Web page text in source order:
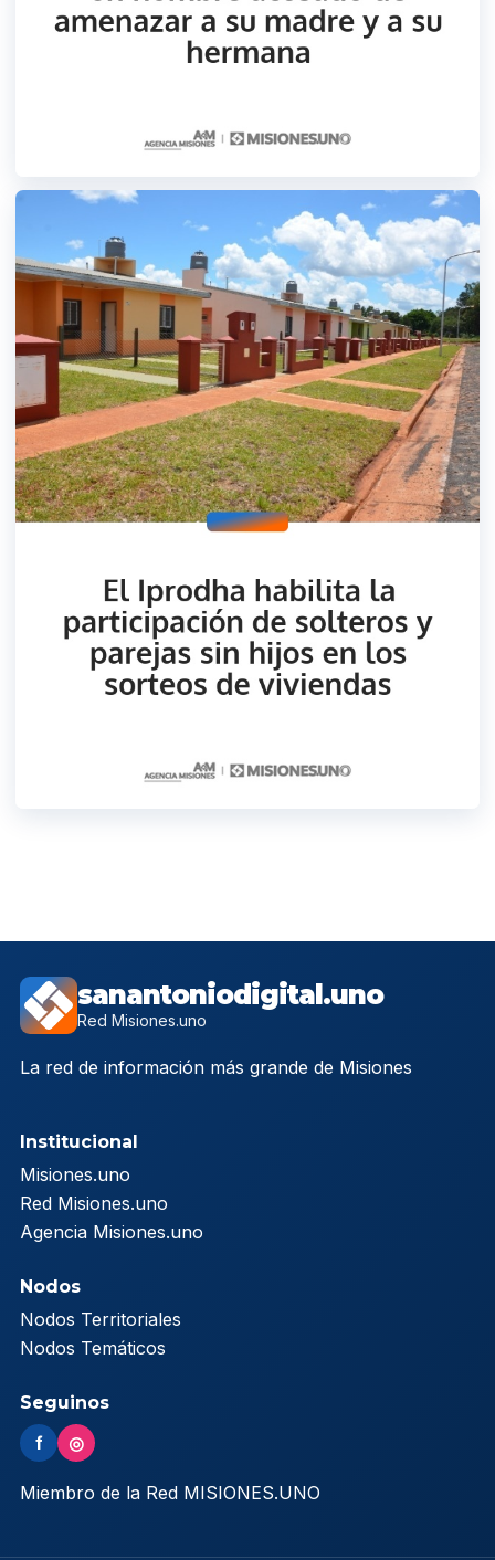
sanantoniodigital.uno
Red Misiones.uno
La red de información más grande de Misiones
Institucional
Misiones.uno
Red Misiones.uno
Agencia Misiones.uno
Nodos
Nodos Territoriales
Nodos Temáticos
Seguinos
f ◎
Miembro de la Red MISIONES.UNO